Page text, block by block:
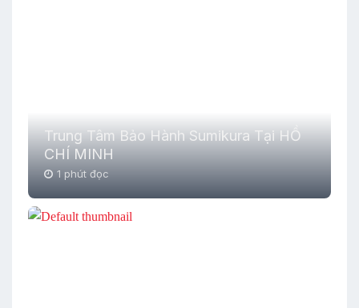
Trung Tâm Bảo Hành Sumikura Tại HỒ
CHÍ MINH
1 phút đọc